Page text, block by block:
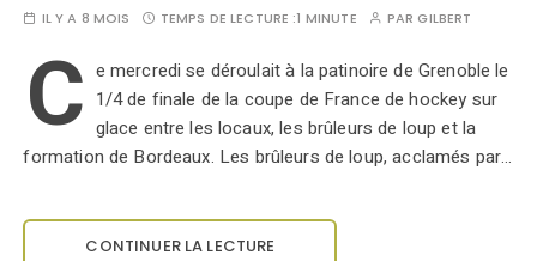
IL Y A 8 MOIS TEMPS DE LECTURE :1 MINUTE PARGILBERT
C e mercredi se déroulait à la patinoire de Grenoble le
1/4 de finale de la coupe de France de hockey sur
glace entre les locaux, les brûleurs de loup et la
formation de Bordeaux. Les brûleurs de loup, acclamés par…
CONTINUER LA LECTURE